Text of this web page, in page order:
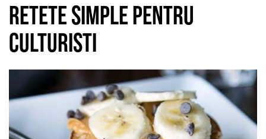
Retete simple pentru
culturisti